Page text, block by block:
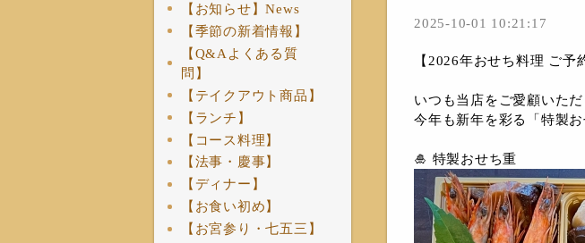
【お知らせ】News
【季節の新着情報】
【Q&Aよくある質
問】
【テイクアウト商品】
【ランチ】
【コース料理】
【法事・慶事】
【ディナー】
【お食い初め】
【お宮参り・七五三】
2025-10-01 10:21:17
【2026年おせち料理 ご予
いつも当店をご愛顧いた
今年も新年を彩る「特製
🎍 特製おせち重